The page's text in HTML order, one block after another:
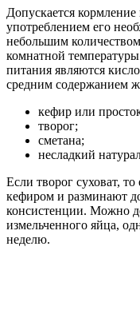
Допускается
употреблением его
небольшим
комнатной
питания являются
средним содержанием
кефир или
творог;
сметана;
несладкий
Если творог суховат,
кефиром и разминают
консистенции. Можно
измельченного яйца,
неделю.